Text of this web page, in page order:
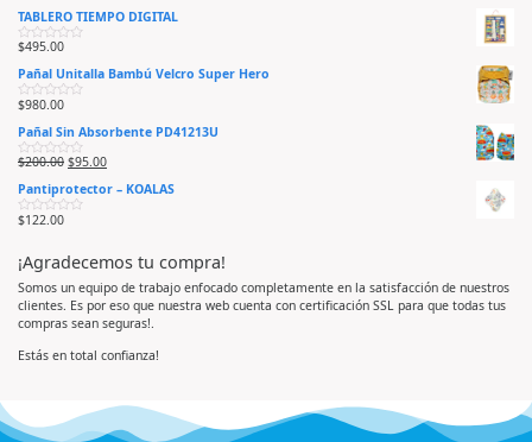
l
o
r
a
o
e
n
0
e
5
TABLERO TIEMPO DIGITAL
V
l
o
r
a
o
e
n
0
e
5
$495.00
Pañal Unitalla Bambú Velcro Super Hero
V
l
o
r
a
o
e
n
0
5
$980.00
Pañal Sin Absorbente PD41213U
V
l
o
r
a
e
n
0
d
e
5
$200.00 $95.00
Pantiprotector – KOALAS
V
o
r
a
d
o
n
d
$122.00
¡Agradecemos tu compra!
Somos un equipo de trabajo enfocado completamente en la satisfacción de nuestros
clientes. Es por eso que nuestra web cuenta con certificación SSL para que todas tus
compras sean seguras!.
Estás en total confianza!